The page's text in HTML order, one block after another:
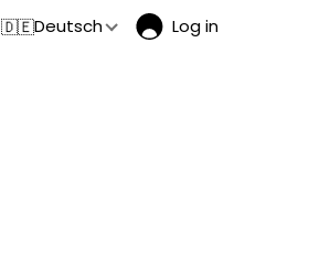
🇩🇪Deutsch Log in